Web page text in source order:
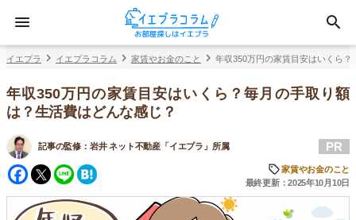
イエプラ イエプラコラム 家賃やお金のこと 年収350万円の家賃目安はいくら
年収350万円の家賃目安はいくら？毎月の手取り額
は？生活費はどんな感じ？
記事の監修： 岩井 ネット不動産「イエプラ」所属
Facebook
Twitter
Line
PR
家賃やお金のこと
最終更新：2025年10月10日